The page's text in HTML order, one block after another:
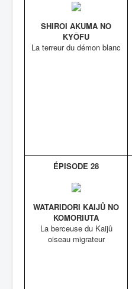
SHIROI AKUMA NO
KYÔFU
La terreur du démon blanc
ÉPISODE 28
WATARIDORI KAIJÛ NO
KOMORIUTA
La berceuse du Kaijû
oiseau migrateur